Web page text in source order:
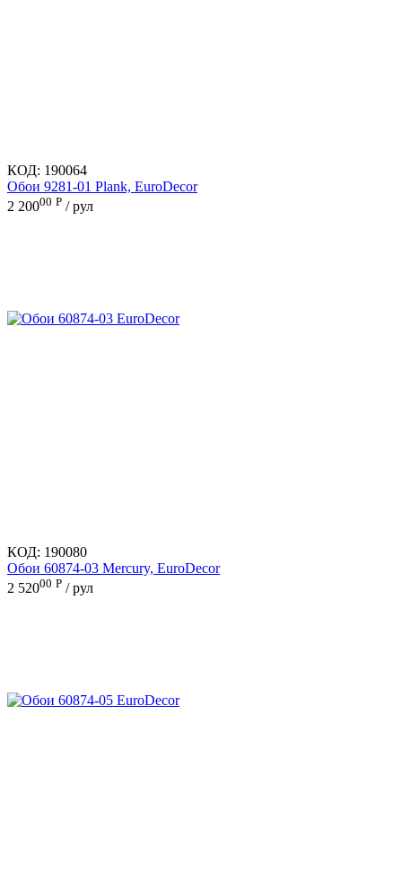
КОД: 190064
Обои 9281-01 Plank, EuroDecor
2 20000 Р / рул
КОД: 190080
Обои 60874-03 Mercury, EuroDecor
2 52000 Р / рул